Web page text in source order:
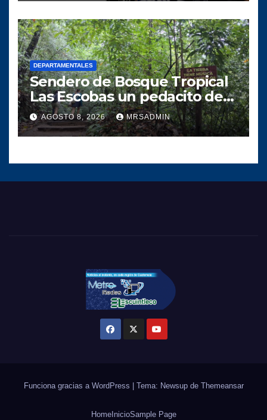
DEPARTAMENTALES
Sendero de Bosque Tropical
Las Escobas un pedacito de
tesoro Guatemalteco
AGOSTO 8, 2026 MRSADMIN
Funciona gracias a WordPress Tema: Newsup de Themeansar
HomeInicioSample Page